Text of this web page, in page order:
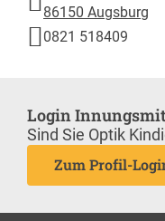
86150 Augsburg
0821 518409
Login
Sind Sie Optik
Zum Profil-